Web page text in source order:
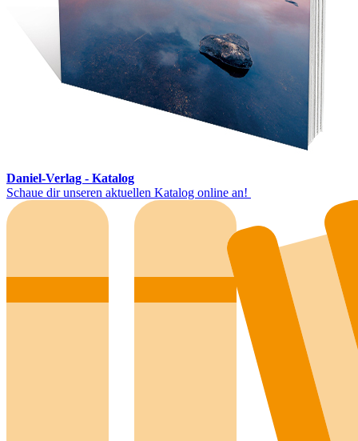
Daniel-Verlag - Katalog
Schaue dir unseren aktuellen Katalog online an!